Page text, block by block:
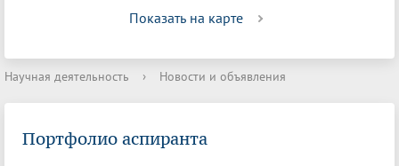
Показать на карте
Научная деятельность › Новости и объявления
Портфолио аспиранта